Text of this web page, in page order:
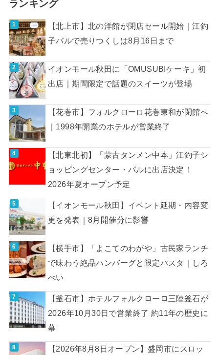
ランキング
【北上市】北の洋館が閉店セール開始｜江釣
子パルで売りつくしは8月16日まで
イオンモール秋田に「OMUSUBIケーキ」初
出店｜期間限定で話題のスイーツが登場
【花巻市】フォルクローロ花巻東和が閉館へ
｜1998年開業のホテルが営業終了
【北東北初】「蒙古タンメン中本」江釣子シ
ョッピングセンター・パルに出店決定！
2026年夏オープン予定
【イオンモール秋田】イベント延期・内容変
更を発表｜8月開催分に影響
【横手市】「よこてのわがや」古民家ランチ
で味わう絶品ハンバーグと限定パスタ｜しろ
べい
【釜石市】ホテルフォルクローロ三陸釜石が
2026年10月30日で営業終了 約11年の歴史に
幕
【2026年8月8日オープン】盛岡市にスロッ